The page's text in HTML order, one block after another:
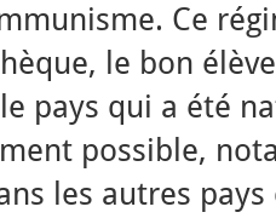
Ce
le bon
le pays qui a été
possible,
les autres